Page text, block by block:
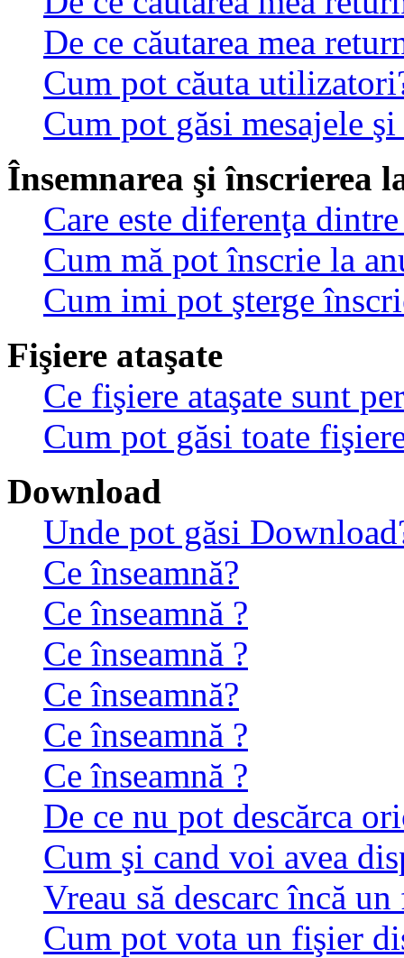
De ce căutarea mea
Cum pot căuta
Cum pot găsi mesajele
Însemnarea şi înscrierea
Care este diferenţa
Cum mă pot înscrie la
Cum imi pot şterge
Fişiere ataşate
Ce fişiere ataşate sunt
Cum pot găsi toate
Download
Unde pot găsi
Ce înseamnă?
Ce înseamnă ?
Ce înseamnă ?
Ce înseamnă?
Ce înseamnă ?
Ce înseamnă ?
De ce nu pot descărca
Cum şi cand voi avea
Vreau să descarc încă
Cum pot vota un fişier